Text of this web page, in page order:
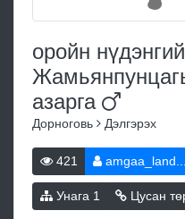
оройн
азарга
Дорноговь Дэлгэрэх
421 amgaa_land...
Унага 1 Цусан